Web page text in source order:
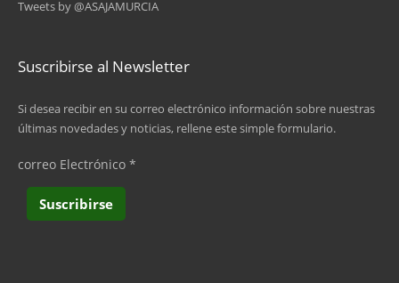
Tweets by @ASAJAMURCIA
Suscribirse al Newsletter
Si desea recibir en su correo electrónico información sobre nuestras
últimas novedades y noticias, rellene este simple formulario.
correo Electrónico *